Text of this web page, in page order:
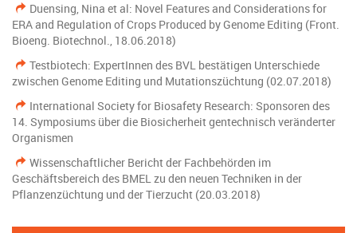
Duensing, Nina et al: Novel Features and Considerations for
ERA and Regulation of Crops Produced by Genome Editing (Front.
Bioeng. Biotechnol., 18.06.2018)
Testbiotech: ExpertInnen des BVL bestätigen Unterschiede
zwischen Genome Editing und Mutationszüchtung (02.07.2018)
International Society for Biosafety Research: Sponsoren des
14. Symposiums über die Biosicherheit gentechnisch veränderter
Organismen
Wissenschaftlicher Bericht der Fachbehörden im
Geschäftsbereich des BMEL zu den neuen Techniken in der
Pflanzenzüchtung und der Tierzucht (20.03.2018)